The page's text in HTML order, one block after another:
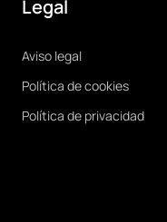
Legal
Legal
Aviso legal
Política de cookies
Política de privacidad